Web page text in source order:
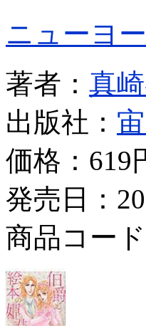
ニューヨ
著者： 真
出版社：
価格： 619
発売日：
商品コー